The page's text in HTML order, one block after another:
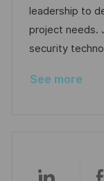
n o
r
y
leadership to
project needs.
security
See more